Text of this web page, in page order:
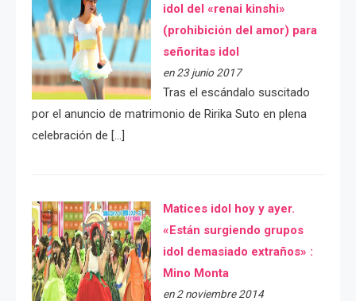
idol del «renai kinshi»
(prohibición del amor) para
señoritas idol
en 23 junio 2017
Tras el escándalo suscitado
por el anuncio de matrimonio de Ririka Suto en plena
celebración de […]
Matices idol hoy y ayer.
«Están surgiendo grupos
idol demasiado extraños» :
Mino Monta
en 2 noviembre 2014